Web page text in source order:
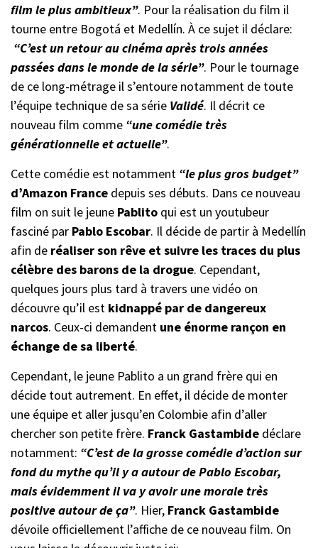
film le plus ambitieux”. Pour la réalisation du film il
tourne entre Bogotá et Medellín. À ce sujet il déclare:
“C’est un retour au cinéma après trois années
passées dans le monde de la série”. Pour le tournage
de ce long-métrage il s’entoure notamment de toute
l’équipe technique de sa série Validé. Il décrit ce
nouveau film comme “une comédie très
générationnelle et actuelle”.
Cette comédie est notamment “le plus gros budget”
d’Amazon France depuis ses débuts. Dans ce nouveau
film on suit le jeune Pablito qui est un youtubeur
fasciné par Pablo Escobar. Il décide de partir à Medellín
afin de réaliser son rêve et suivre les traces du plus
célèbre des barons de la drogue. Cependant,
quelques jours plus tard à travers une vidéo on
découvre qu’il est kidnappé par de dangereux
narcos. Ceux-ci demandent une énorme rançon en
échange de sa liberté.
Cependant, le jeune Pablito a un grand frère qui en
décide tout autrement. En effet, il décide de monter
une équipe et aller jusqu’en Colombie afin d’aller
chercher son petite frère. Franck Gastambide déclare
notamment: “C’est de la grosse comédie d’action sur
fond du mythe qu’il y a autour de Pablo Escobar,
mais évidemment il va y avoir une morale très
positive autour de ça”. Hier, Franck Gastambide
dévoile officiellement l’affiche de ce nouveau film. On